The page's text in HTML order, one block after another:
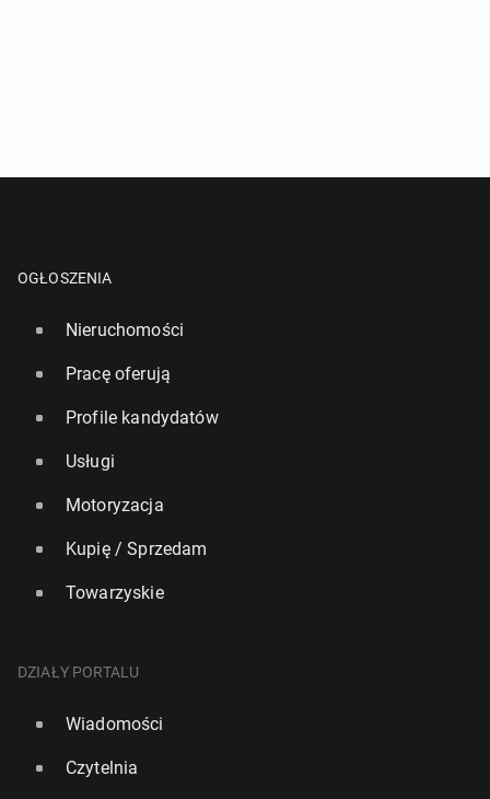
OGŁOSZENIA
Nieruchomości
Pracę oferują
Profile kandydatów
Usługi
Motoryzacja
Kupię / Sprzedam
Towarzyskie
DZIAŁY PORTALU
Wiadomości
Czytelnia